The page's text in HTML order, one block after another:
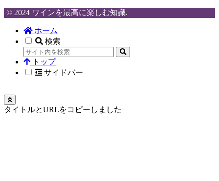
© 2024 ワインを最高に楽しむ知識.
ホーム
検索
トップ
サイドバー
タイトルとURLをコピーしました